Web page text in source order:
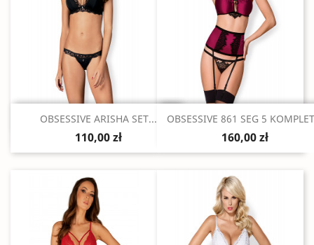
Szybki podgląd
OBSESSIVE ARISHA SET...
110,00 zł
Szybki podgląd
OBSESSIVE 861 SEG 5
160,00 zł